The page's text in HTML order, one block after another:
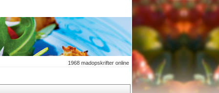
1968 madopskrifter online